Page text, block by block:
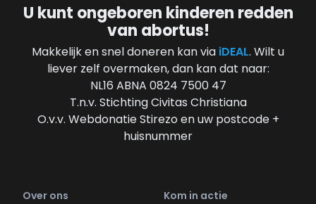
U kunt ongeboren kinderen redden
van abortus!
Makkelijk en snel doneren kan via iDEAL. Wilt u
liever zelf overmaken, dan kan dat naar:
NL16 ABNA 0824 7500 47
T.n.v. Stichting Civitas Christiana
O.v.v. Webdonatie Stirezo en uw postcode +
huisnummer
Over ons Kom in actie